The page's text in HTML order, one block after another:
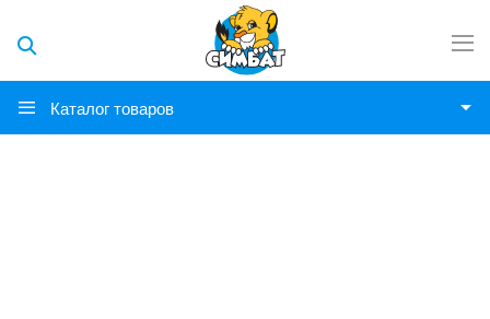
Каталог товаров